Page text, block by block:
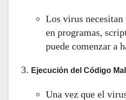
Los virus
en programas,
puede comenzar a
Ejecución del Código
Una vez que el